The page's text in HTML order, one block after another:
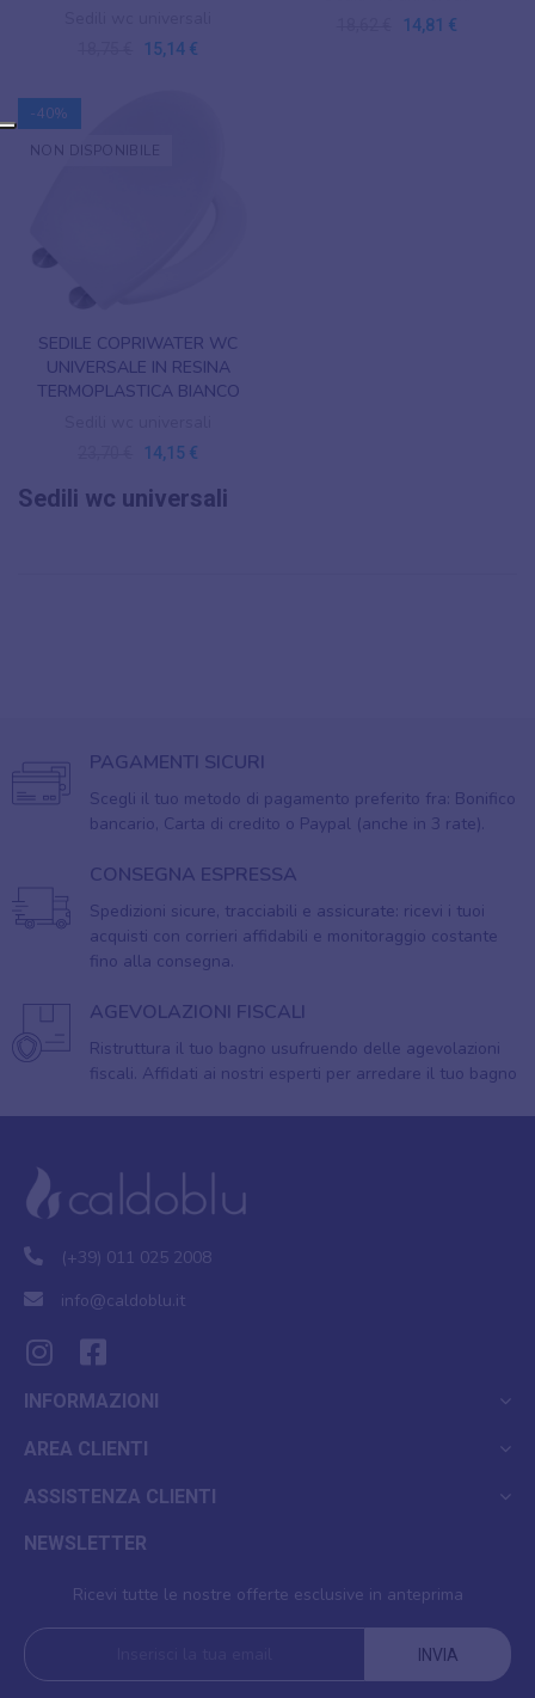
15,14 €
14,81 €
-40%
NON DISPONIBILE
SEDILE COPRIWATER WC
UNIVERSALE IN RESINA
TERMOPLASTICA BIANCO
14,15 €
Sedili wc universali
PAGAMENTI SICURI
Scegli il tuo metodo di pagamento preferito fra: Bonifico
bancario, Carta di credito o Paypal (anche in 3 rate).
CONSEGNA ESPRESSA
Spedizioni sicure, tracciabili e assicurate: ricevi i tuoi
acquisti con corrieri affidabili e monitoraggio costante
fino alla consegna.
AGEVOLAZIONI FISCALI
Ristruttura il tuo bagno usufruendo delle agevolazioni
fiscali. Affidati ai nostri esperti per arredare il tuo bagno
(+39) 011 025 2008
info@caldoblu.it
INFORMAZIONI
AREA CLIENTI
ASSISTENZA CLIENTI
NEWSLETTER
Ricevi tutte le nostre offerte esclusive in anteprima
INVIA